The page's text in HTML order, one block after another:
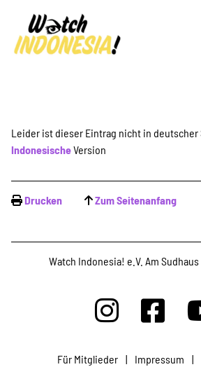
Leider ist dieser Eintrag nicht in deutscher
IndonesischeVersion
Drucken Zum Seitenanfang
Watch Indonesia! e.V. Am Sudhaus
Für Mitglieder | Impressum |